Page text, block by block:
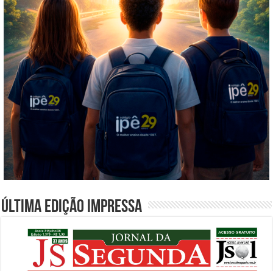
Última edição impressa